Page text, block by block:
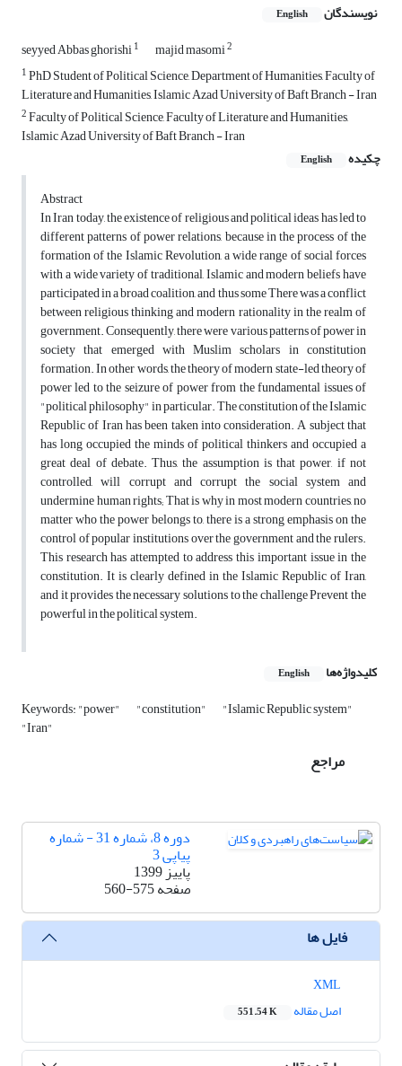
نویسندگان English
seyyed Abbas ghorishi1 majid masomi2
1PhD Student of Political Science, Department of Humanities, Faculty of
Literature and Humanities, Islamic Azad University of Baft Branch - Iran
2Faculty of Political Science, Faculty of Literature and Humanities,
Islamic Azad University of Baft Branch - Iran
چکیده
English
Abstract
In Iran today, the existence of religious and political ideas has led to
different patterns of power relations, because in the process of the
formation of the Islamic Revolution, a wide range of social forces
with a wide variety of traditional, Islamic and modern beliefs have
participated in a broad coalition, and thus some There was a conflict
between religious thinking and modern rationality in the realm of
government. Consequently, there were various patterns of power in
society that emerged with Muslim scholars in constitution
formation. In other words, the theory of modern state-led theory of
power led to the seizure of power from the fundamental issues of
"political philosophy" in particular. The constitution of the Islamic
Republic of Iran has been taken into consideration. A subject that
has long occupied the minds of political thinkers and occupied a
great deal of debate. Thus, the assumption is that power, if not
controlled, will corrupt and corrupt the social system and
undermine human rights; That is why in most modern countries, no
matter who the power belongs to, there is a strong emphasis on the
control of popular institutions over the government and the rulers.
This research has attempted to address this important issue in the
constitution. It is clearly defined in the Islamic Republic of Iran,
and it provides the necessary solutions to the challenge Prevent the
powerful in the political system.
کلیدواژه‌ها English
Keywords: "power" "constitution" "Islamic Republic system"
"Iran"
مراجع
دوره 8، شماره 31 - شماره
پیاپی 3
پاییز 1399
صفحه560-575
فایل ها
اصل مقاله
551.54 K